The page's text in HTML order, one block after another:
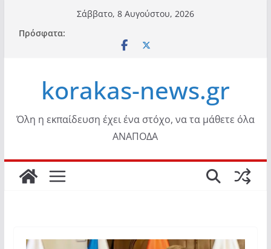
περιεχόμενο
Σάββατο, 8 Αυγούστου, 2026
Πρόσφατα:
korakas-news.gr
Όλη η εκπαίδευση έχει ένα στόχο, να τα μάθετε όλα
ΑΝΑΠΟΔΑ